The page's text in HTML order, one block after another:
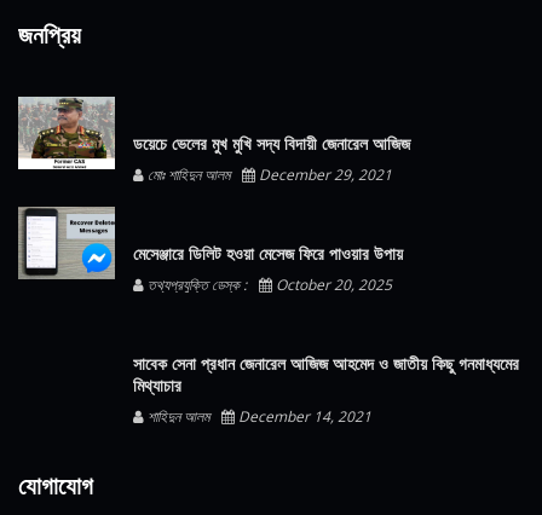
জনপ্রিয়
ডয়েচে ভেলের মুখ মুখি সদ্য বিদায়ী জেনারেল আজিজ
মোঃ শাহিদুন আলম December 29, 2021
মেসেঞ্জারে ডিলিট হওয়া মেসেজ ফিরে পাওয়ার উপায়
তথ্যপ্রযুক্তি ডেস্ক : October 20, 2025
সাবেক সেনা প্রধান জেনারেল আজিজ আহমেদ ও জাতীয় কিছু গনমাধ্যমের
মিথ্যাচার
শাহিদুন আলম December 14, 2021
যোগাযোগ